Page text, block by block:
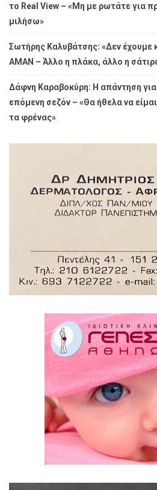
το Real View – «Μη με ρωτάτε για
μιλήσω»
Σωτήρης Καλυβάτσης: «Δεν έχουμε
ΑΜΑΝ – Άλλο η πλάκα, άλλο η
Δάφνη Καραβοκύρη: Η απάντηση για
επόμενη σεζόν – «Θα ήθελα να
τα φρένας»